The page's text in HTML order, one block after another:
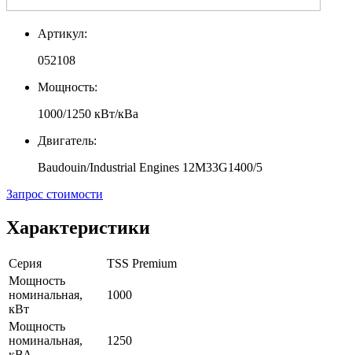
Артикул:
052108
Мощность:
1000/1250 кВт/кВа
Двигатель:
Baudouin/Industrial Engines 12M33G1400/5
Запрос стоимости
Характеристики
Серия
TSS Premium
Мощность
номинальная,
кВт
1000
Мощность
номинальная,
1250